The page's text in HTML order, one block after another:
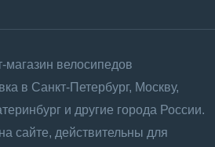
велосипедов
в Санкт-Петербург, Москву,
и другие города России.
сайте, действительны для